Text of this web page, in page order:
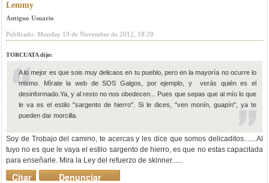
Lemmy
Antiguo Usuario
Publicado: Monday 19 de November de 2012, 18:20
TORCUATA dijo:
A lo mejor es que sois muy delicaos en tu pueblo, pero en la mayoría no ocurre lo
mismo. Mírate la web de SOS Galgos, por ejemplo, y verás quién es el
desinformado.Ya, y al resto no nos obedecen... Pues que sepas que al mío lo que
le va es el estilo "sargento de hierro". Si le dices, "ven monín, guapín", ya te
pueden dar morcilla.
Soy de Trobajo del camino, te acercas y les dice que somos delicaditos.......Al
tuyo no es que le vaya el estilo sargento de hierro, es que no estas capacitada
para enseñarle. Mira la Ley del refuerzo de skinner......
Denunciar
Citar